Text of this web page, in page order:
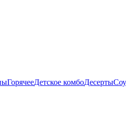
ГорячееДетское комбоДесерты